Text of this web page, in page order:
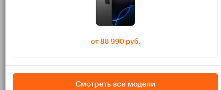
Но если вам критично держать много приложений в
состоянии «как было», нюансы использования становятся
важнее цифры в характеристиках.
Android (на примере Samsung Galaxy):
запасе RAM
от 88 990 руб.
Смотреть все модели